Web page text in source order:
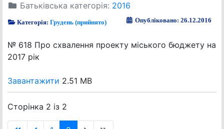
Батьківська категорія: 2016
Категорія:Грудень (прийнято) Опубліковано: 26.12.2016
№ 618 Про схвалення проекту міського бюджету на
2017 рік
Завантажити 2.51 MB
Сторінка 2 із 2